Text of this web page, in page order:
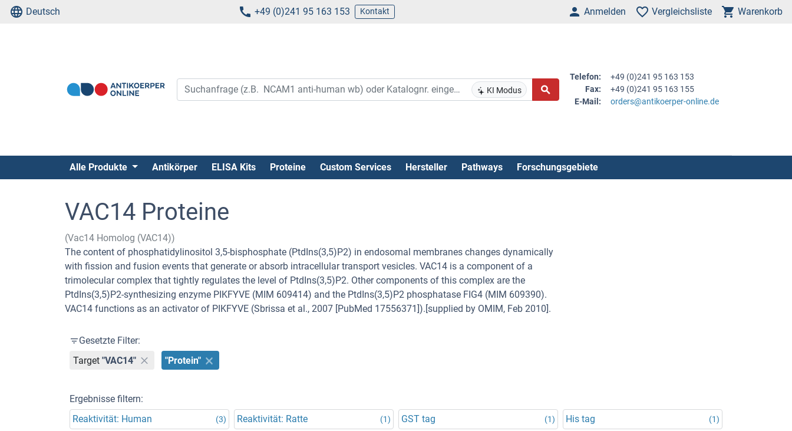
Deutsch +49 (0)241 95 163 153 Kontakt Anmelden Vergleichsliste Warenkorb
KI Modus
Telefon:
+49 (0)241 95 163 153
Fax:
+49 (0)241 95 163 155
E-Mail:
orders@antikoerper-online.de
Alle Produkte Antikörper ELISA Kits Proteine Custom Services Hersteller Pathways Forschungsgebiete
VAC14 Proteine
(Vac14 Homolog (VAC14))
The content of phosphatidylinositol 3,5-bisphosphate (PtdIns(3,5)P2) in endosomal membranes changes dynamically
with fission and fusion events that generate or absorb intracellular transport vesicles. VAC14 is a component of a
trimolecular complex that tightly regulates the level of PtdIns(3,5)P2. Other components of this complex are the
PtdIns(3,5)P2-synthesizing enzyme PIKFYVE (MIM 609414) and the PtdIns(3,5)P2 phosphatase FIG4 (MIM 609390).
VAC14 functions as an activator of PIKFYVE (Sbrissa et al., 2007 [PubMed 17556371]).[supplied by OMIM, Feb 2010].
Gesetzte Filter:
Target "VAC14" "Protein"
Ergebnisse filtern:
Reaktivität: Human
(3) Reaktivität: Ratte (1) GST tag (1) His tag (1)